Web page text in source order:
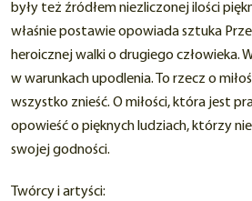
były też źródłem niezliczonej ilości
właśnie postawie opowiada sztuka
heroicznej walki o drugiego człowieka.
w warunkach upodlenia. To rzecz o
wszystko znieść. O miłości, która jest
opowieść o pięknych ludziach, którzy
swojej godności.
Twórcy i artyści: